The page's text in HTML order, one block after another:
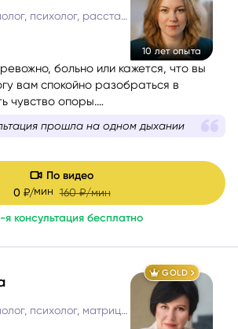
10 лет опыта
Таролог, рунолог, психолог, расстановщик
больно или кажется, что вы
вам спокойно разобраться в
чувство опоры.
и бережно проведу вас через
увидеть перспективу и найти
облегчение.
прошла на одном дыхании
По видео
0 ₽/мин160 ₽/мин
я консультация бесплатно
GOLD
Таролог, рунолог, психолог, матрица судьбы